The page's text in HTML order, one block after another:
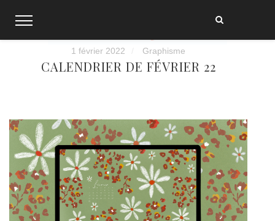
1 février 2022 Graphisme
CALENDRIER DE FÉVRIER 22